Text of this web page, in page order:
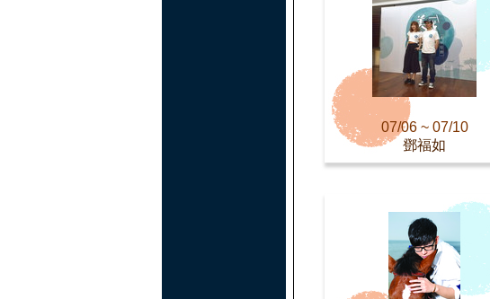
07/06 ~ 07/10
鄧福如